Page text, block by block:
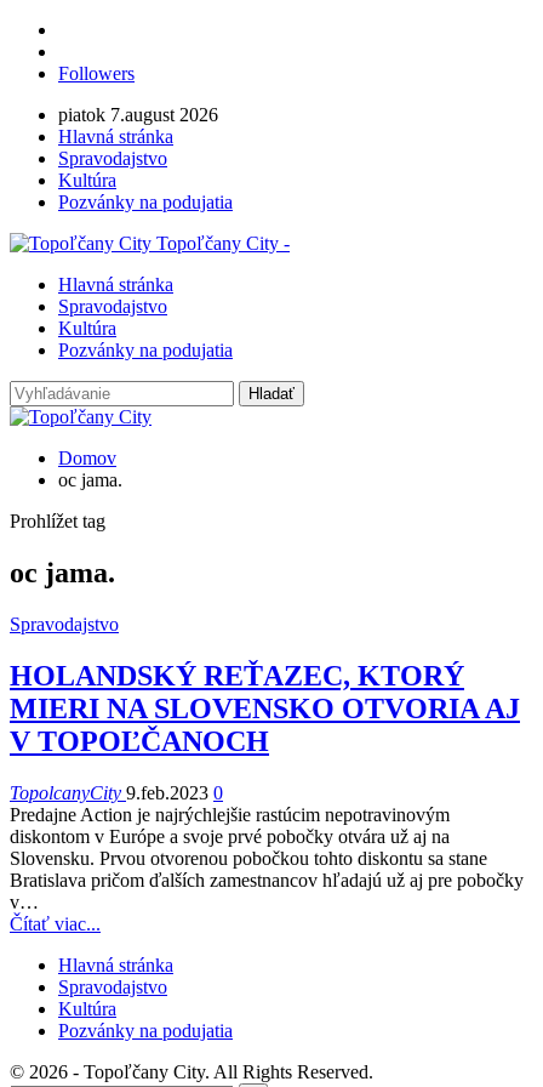
Followers
piatok 7.august 2026
Hlavná stránka
Spravodajstvo
Kultúra
Pozvánky na podujatia
Topoľčany City -
Hlavná stránka
Spravodajstvo
Kultúra
Pozvánky na podujatia
Domov
oc jama.
Prohlížet tag
oc jama.
Spravodajstvo
HOLANDSKÝ REŤAZEC, KTORÝ
MIERI NA SLOVENSKO OTVORIA AJ
V TOPOĽČANOCH
TopolcanyCity 9.feb.2023 0
Predajne Action je najrýchlejšie rastúcim nepotravinovým
diskontom v Európe a svoje prvé pobočky otvára už aj na
Slovensku. Prvou otvorenou pobočkou tohto diskontu sa stane
Bratislava pričom ďalších zamestnancov hľadajú už aj pre pobočky
v…
Čítať viac...
Hlavná stránka
Spravodajstvo
Kultúra
Pozvánky na podujatia
© 2026 - Topoľčany City. All Rights Reserved.